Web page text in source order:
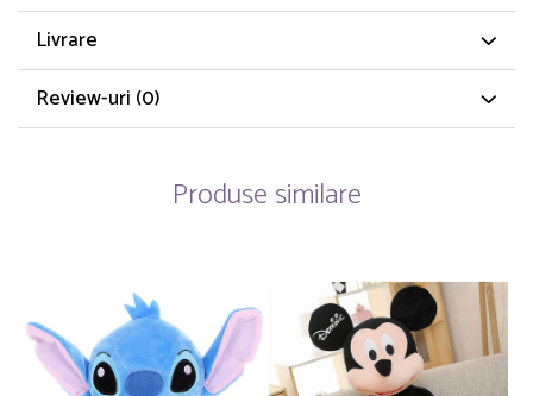
Livrare
Review-uri (0)
Produse similare